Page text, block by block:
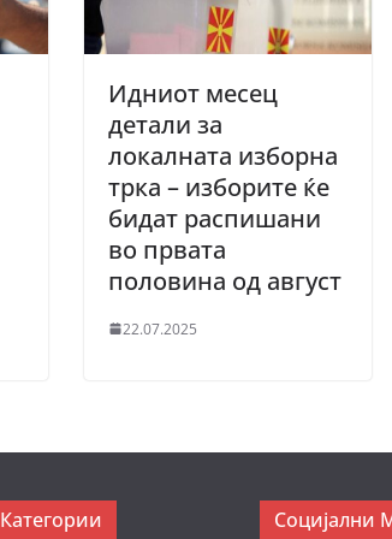
Идниот месец
детали за
локалната изборна
трка – изборите ќе
бидат распишани
во првата
половина од август
22.07.2025
Категории Социјални